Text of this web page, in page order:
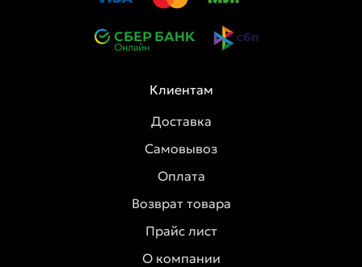
Клиентам
Доставка
Самовывоз
Оплата
Возврат товара
Прайс лист
О компании